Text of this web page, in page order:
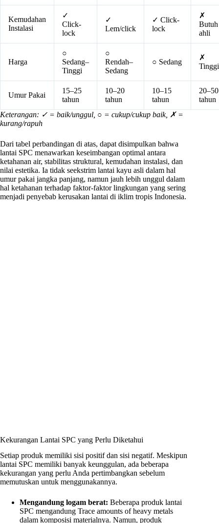
Kemudahan
Instalasi
✓
Click-
lock
✓
Lem/click
✓ Click-
lock
✗
Butuh
ahli
Harga
○
Sedang–
Tinggi
○
Rendah–
Sedang
○ Sedang
✗
Tinggi
Umur Pakai
15–25
tahun
10–20
tahun
10–15
tahun
20–50
tahun
Keterangan: ✓ = baik/unggul, ○ = cukup/cukup baik, ✗ =
kurang/rapuh
Dari tabel perbandingan di atas, dapat disimpulkan bahwa
lantai SPC menawarkan keseimbangan optimal antara
ketahanan air, stabilitas struktural, kemudahan instalasi, dan
nilai estetika. Ia tidak seekstrim lantai kayu asli dalam hal
umur pakai jangka panjang, namun jauh lebih unggul dalam
hal ketahanan terhadap faktor-faktor lingkungan yang sering
menjadi penyebab kerusakan lantai di iklim tropis Indonesia.
Kekurangan Lantai SPC yang Perlu Diketahui
Setiap produk memiliki sisi positif dan sisi negatif. Meskipun
lantai SPC memiliki banyak keunggulan, ada beberapa
kekurangan yang perlu Anda pertimbangkan sebelum
memutuskan untuk menggunakannya.
Mengandung logam berat: Beberapa produk lantai
SPC mengandung Trace amounts of heavy metals
dalam komposisi materialnya. Namun, produk